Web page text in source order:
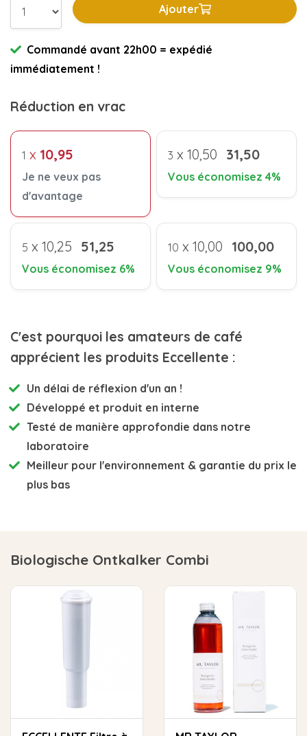
Ajouter
Commandé avant 22h00 = expédié
immédiatement !
Réduction en vrac
1 x 10,95
Je ne veux pas
d'avantage
3 x 10,50 31,50
Vous économisez 4%
5 x 10,25 51,25
Vous économisez 6%
10 x 10,00 100,00
Vous économisez 9%
C'est pourquoi les amateurs de café
apprécient les produits Eccellente :
Un délai de réflexion d'un an !
Développé et produit en interne
Testé de manière approfondie dans notre
laboratoire
Meilleur pour l'environnement & garantie du prix le
plus bas
Biologische Ontkalker Combi